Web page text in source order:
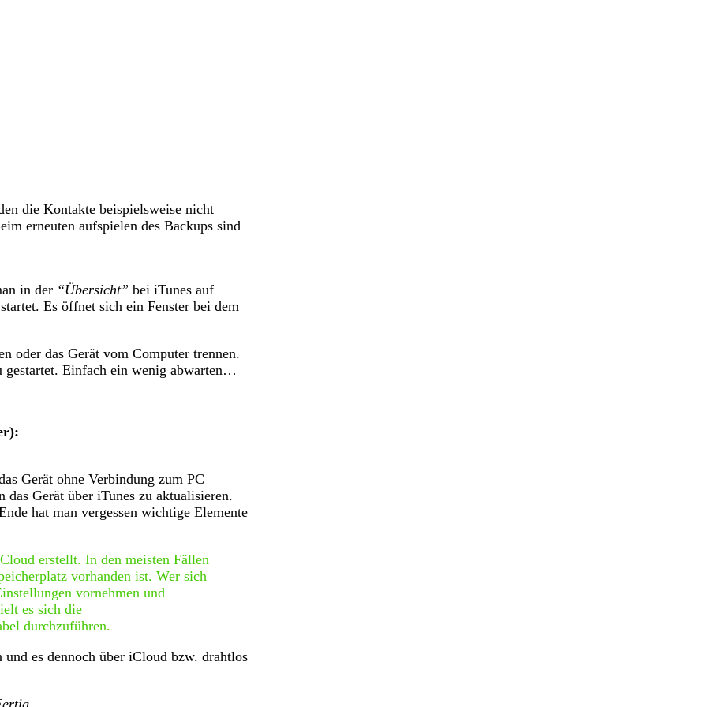
die Kontakte beispielsweise nicht
erneuten aufspielen des Backups sind
in der “Übersicht” bei iTunes auf
Es öffnet sich ein Fenster bei dem
oder das Gerät vom Computer trennen.
gestartet. Einfach ein wenig abwarten…
Gerät ohne Verbindung zum PC
Gerät über iTunes zu aktualisieren.
hat man vergessen wichtige Elemente
erstellt. In den meisten Fällen
vorhanden ist. Wer sich
vornehmen und
es sich die
durchzuführen.
es dennoch über iCloud bzw. drahtlos